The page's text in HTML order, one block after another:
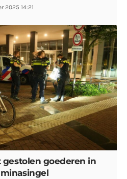
2025 14:21
goederen in